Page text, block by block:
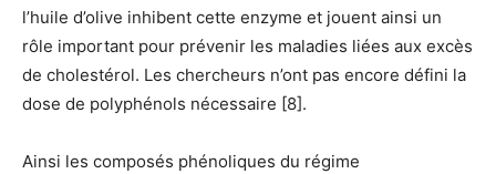
l’huile d’olive inhibent cette enzyme et jouent ainsi un
rôle important pour prévenir les maladies liées aux excès
de cholestérol. Les chercheurs n’ont pas encore défini la
dose de polyphénols nécessaire [8].
Ainsi les composés phénoliques du régime